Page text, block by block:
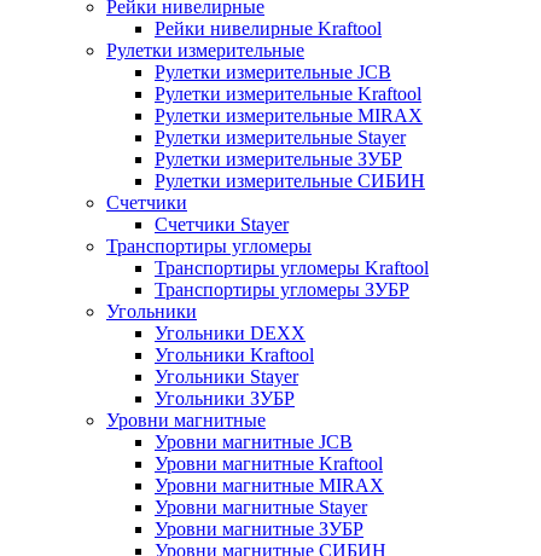
Рейки нивелирные
Рейки нивелирные Kraftool
Рулетки измерительные
Рулетки измерительные JCB
Рулетки измерительные Kraftool
Рулетки измерительные MIRAX
Рулетки измерительные Stayer
Рулетки измерительные ЗУБР
Рулетки измерительные СИБИН
Счетчики
Счетчики Stayer
Транспортиры угломеры
Транспортиры угломеры Kraftool
Транспортиры угломеры ЗУБР
Угольники
Угольники DEXX
Угольники Kraftool
Угольники Stayer
Угольники ЗУБР
Уровни магнитные
Уровни магнитные JCB
Уровни магнитные Kraftool
Уровни магнитные MIRAX
Уровни магнитные Stayer
Уровни магнитные ЗУБР
Уровни магнитные СИБИН